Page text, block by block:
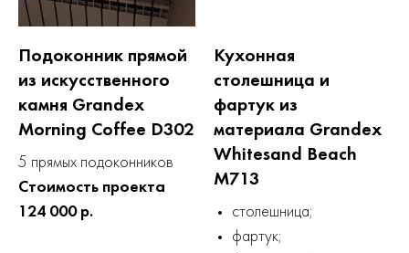
Подоконник прямой
из искусственного
камня Grandex
Morning Coffee D302
5 прямых подоконников
Стоимость проекта
124 000 р.
Кухонная
столешница и
фартук из
материала Grandex
Whitesand Beach
M713
столешница;
фартук;